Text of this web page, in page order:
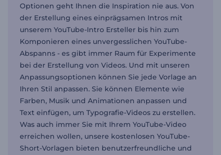
Optionen geht Ihnen die Inspiration nie aus. Von
der Erstellung eines einprägsamen Intros mit
unserem YouTube-Intro Ersteller bis hin zum
Komponieren eines unvergesslichen YouTube-
Abspanns - es gibt immer Raum für Experimente
bei der Erstellung von Videos. Und mit unseren
Anpassungsoptionen können Sie jede Vorlage an
Ihren Stil anpassen. Sie können Elemente wie
Farben, Musik und Animationen anpassen und
Text einfügen, um Typografie-Videos zu erstellen.
Was auch immer Sie mit Ihrem YouTube-Video
erreichen wollen, unsere kostenlosen YouTube-
Short-Vorlagen bieten benutzerfreundliche und